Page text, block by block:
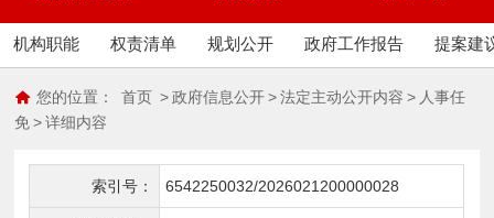
机构职能 权责清单 规划公开 政府工作报告 提案建
您的位置： 首页 > 政府信息公开 > 法定主动公开内容 > 人事任
免 > 详细内容
索引号： 6542250032/2026021200000028